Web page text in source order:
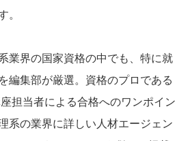
。
業界の国家資格の中でも、特に就
編集部が厳選。資格のプロである
担当者による合格へのワンポイン
系の業界に詳しい人材エージェン